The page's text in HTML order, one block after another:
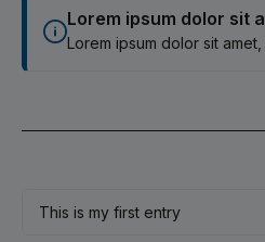
Lorem ipsum dolor sit
Lorem ipsum dolor sit
This is my first entry